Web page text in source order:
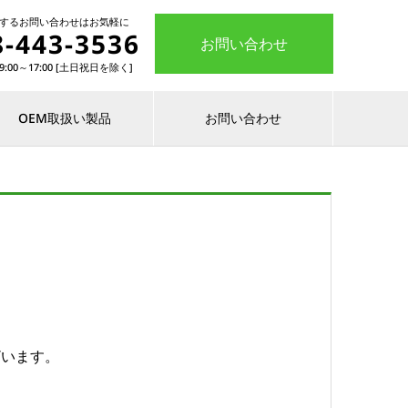
るお問い合わせはお気軽に
443-3536
～17:00 [土日祝日を除く]
お問い合わせ
OEM取扱い製品 お問い合わせ
ます。